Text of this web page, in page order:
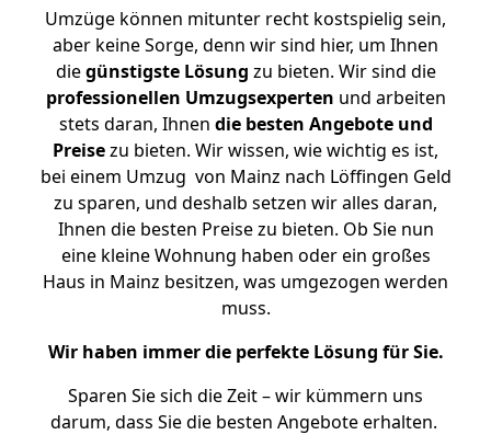
Umzüge können mitunter recht kostspielig sein,
aber keine Sorge, denn wir sind hier, um Ihnen
diegünstigste Lösung zu bieten. Wir sind die
professionellen Umzugsexperten und arbeiten
stets daran, Ihnen die besten Angebote und
Preisezu bieten. Wir wissen, wie wichtig es ist,
bei einem Umzug von Mainz nach Löffingen Geld
zu sparen, und deshalb setzen wir alles daran,
Ihnen die besten Preise zu bieten. Ob Sie nun
eine kleine Wohnung haben oder ein großes
Haus in Mainz besitzen, was umgezogen werden
muss.
Wir haben immer die perfekte Lösung für Sie.
Sparen Sie sich die Zeit – wir kümmern uns
darum, dass Sie die besten Angebote erhalten.